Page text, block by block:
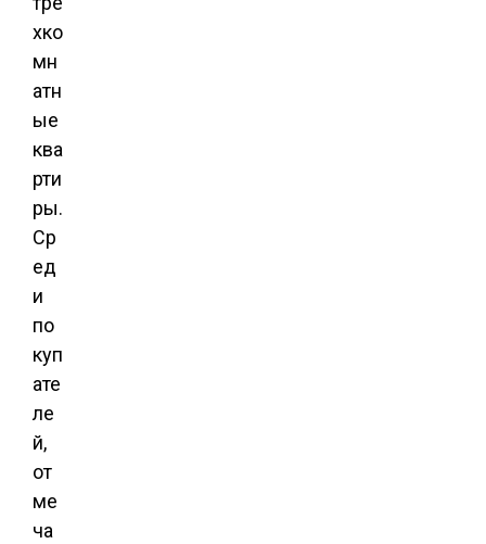
хко
мн
атн
ые
ква
рти
ры.
Ср
ед
и
по
куп
ате
ле
й,
от
ме
ча